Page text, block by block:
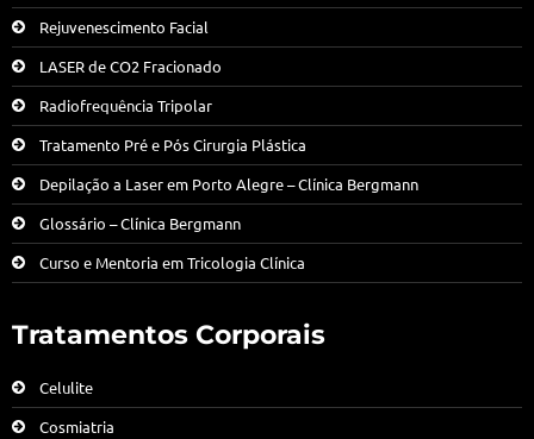
Rejuvenescimento Facial
LASER de CO2 Fracionado
Radiofrequência Tripolar
Tratamento Pré e Pós Cirurgia Plástica
Depilação a Laser em Porto Alegre – Clínica Bergmann
Glossário – Clínica Bergmann
Curso e Mentoria em Tricologia Clínica
Tratamentos Corporais
Celulite
Cosmiatria